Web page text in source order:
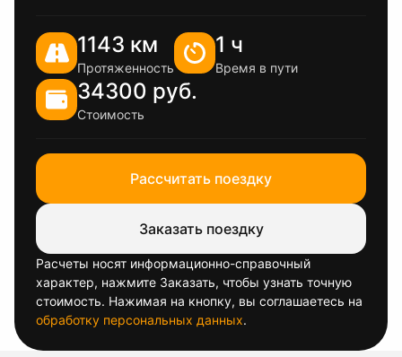
1143 км
Протяженность
1 ч
Время в пути
34300 руб.
Стоимость
Рассчитать поездку
Заказать поездку
Расчеты носят информационно-справочный
характер, нажмите Заказать, чтобы узнать точную
стоимость. Нажимая на кнопку, вы соглашаетесь на
обработку персональных данных.